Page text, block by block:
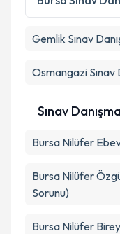
kapsamda
Gemlik Sınav
Osmangazi Sınav
Sınav
Bursa Nilüfer
Bursa Nilüfer
Sorunu)
Bursa Nilüfer